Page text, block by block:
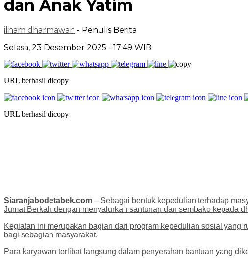
dan Anak Yatim
ilham dharmawan - Penulis Berita
Selasa, 23 Desember 2025 - 17:49 WIB
URL berhasil dicopy
URL berhasil dicopy
Siaranjabodetabek.com – Sebagai bentuk kepedulian terhadap
Jumat Berkah dengan menyalurkan santunan dan sembako kepada
Kegiatan ini merupakan bagian dari program kepedulian sosial yang
bagi sebagian masyarakat.
Para karyawan terlibat langsung dalam penyerahan bantuan yang